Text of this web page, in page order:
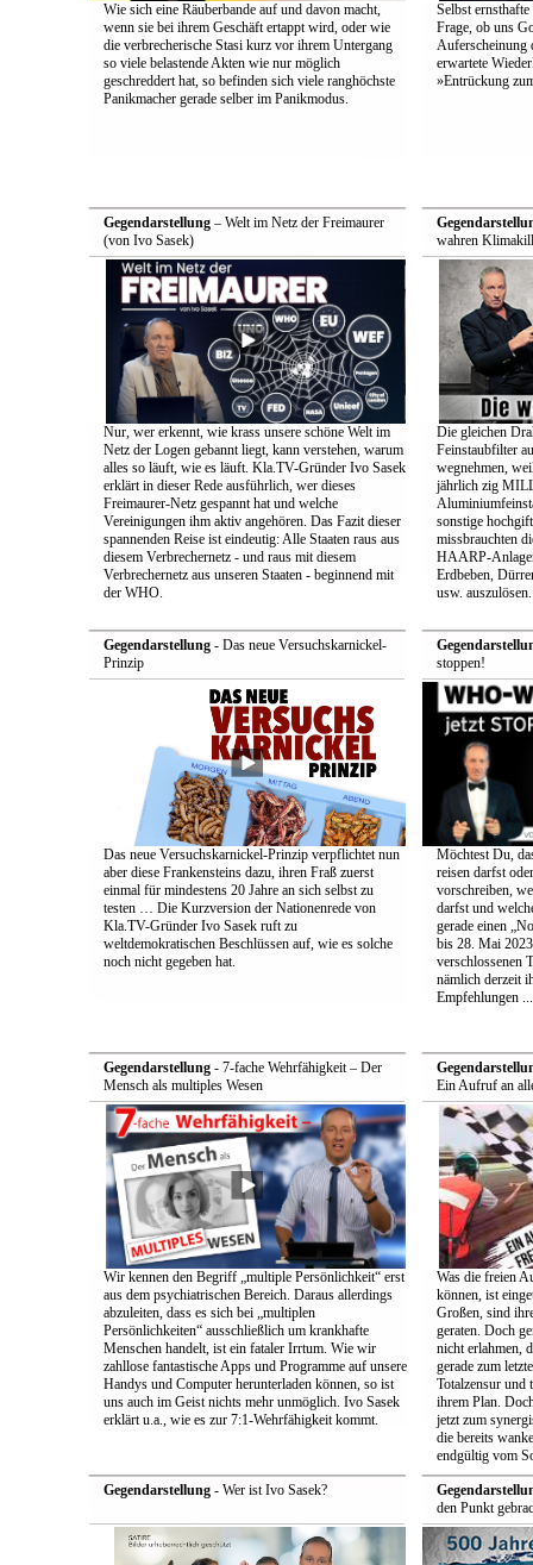
Wie sich eine Räuberbande auf und davon macht,
wenn sie bei ihrem Geschäft ertappt wird, oder wie
die verbrecherische Stasi kurz vor ihrem Untergang
so viele belastende Akten wie nur möglich
geschreddert hat, so befinden sich viele ranghöchste
Panikmacher gerade selber im Panikmodus.
Selbst
Frage, ob uns
Auferscheinung
erwartete
»Entrückung
Gegendarstellung– Welt im Netz der Freimaurer
(von Ivo Sasek)
Nur, wer erkennt, wie krass unsere schöne Welt im
Netz der Logen gebannt liegt, kann verstehen, warum
alles so läuft, wie es läuft. Kla.TV-Gründer Ivo Sasek
erklärt in dieser Rede ausführlich, wer dieses
Freimaurer-Netz gespannt hat und welche
Vereinigungen ihm aktiv angehören. Das Fazit dieser
spannenden Reise ist eindeutig: Alle Staaten raus aus
diesem Verbrechernetz - und raus mit diesem
Verbrechernetz aus unseren Staaten - beginnend mit
der WHO.
wahren
Die gleichen
Feinstaubfilter
wegnehmen,
jährlich zig
sonstige
missbrauchten
HAARP-
Erdbeben,
usw. auszulösen.
Gegendarstellung- Das neue Versuchskarnickel-
Prinzip
Das neue Versuchskarnickel-Prinzip verpflichtet nun
aber diese Frankensteins dazu, ihren Fraß zuerst
einmal für mindestens 20 Jahre an sich selbst zu
testen … Die Kurzversion der Nationenrede von
Kla.TV-Gründer Ivo Sasek ruft zu
weltdemokratischen Beschlüssen auf, wie es solche
noch nicht gegeben hat.
stoppen!
Möchtest Du,
reisen darfst
vorschreiben,
darfst und
gerade einen
bis 28. Mai
verschlossenen
nämlich derzeit
Empfehlungen ...
Gegendarstellung- 7-fache Wehrfähigkeit – Der
Mensch als multiples Wesen
Wir kennen den Begriff „multiple Persönlichkeit“ erst
aus dem psychiatrischen Bereich. Daraus allerdings
abzuleiten, dass es sich bei „multiplen
Persönlichkeiten“ ausschließlich um krankhafte
Menschen handelt, ist ein fataler Irrtum. Wie wir
zahllose fantastische Apps und Programme auf unsere
Handys und Computer herunterladen können, so ist
uns auch im Geist nichts mehr unmöglich. Ivo Sasek
erklärt u.a., wie es zur 7:1-Wehrfähigkeit kommt.
Ein Aufruf an
Was die freien
können, ist
Großen, sind
geraten. Doch
nicht erlahmen,
gerade zum
Totalzensur und
ihrem Plan.
jetzt zum
die bereits
endgültig vom
Gegendarstellung- Wer ist Ivo Sasek?
den Punkt